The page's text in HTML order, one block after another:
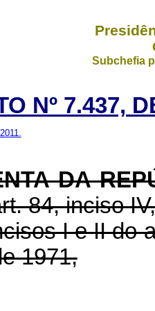
Subchefia
Nº 7.437,
DA
84, inciso
I e II do
1971,